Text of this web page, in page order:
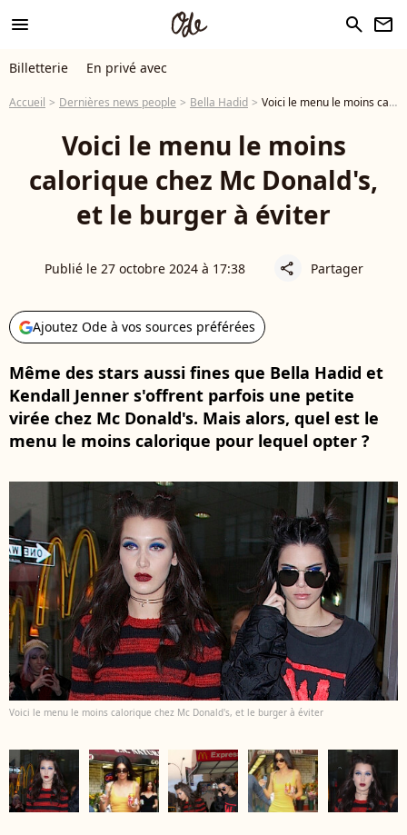
menu search newsletter
Billetterie En privé avec
Accueil Dernières news people Bella Hadid Voici le menu le moins calorique chez Mc Donald's, et le burger à éviter
Voici le menu le moins
calorique chez Mc Donald's,
et le burger à éviter
Publié le 27 octobre 2024 à 17:38 share Partager
Ajoutez Ode à vos sources préférées
Même des stars aussi fines que Bella Hadid et
Kendall Jenner s'offrent parfois une petite
virée chez Mc Donald's. Mais alors, quel est le
menu le moins calorique pour lequel opter ?
Voici le menu le moins calorique chez Mc Donald's, et le burger à éviter